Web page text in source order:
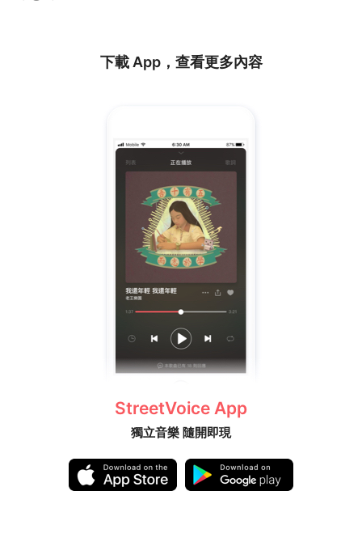
下載 App，查看更多內容
StreetVoice App
獨立音樂 隨開即現